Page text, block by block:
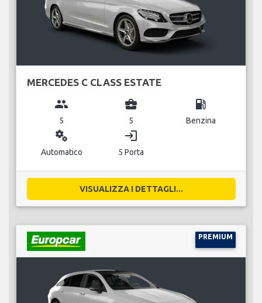
MERCEDES C CLASS ESTATE
group
5
business_center
5
local_gas_station
Benzina
miscellaneous_services
Automatico
login
5 Porta
VISUALIZZA I DETTAGLI...
PREMIUM